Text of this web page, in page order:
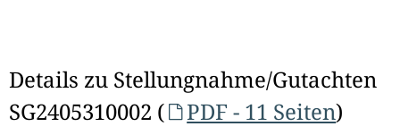
Details zu Stellungnahme/Gutachten
SG2405310002 (
PDF - 11 Seiten)